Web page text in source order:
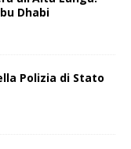
Dhabi
Polizia di Stato